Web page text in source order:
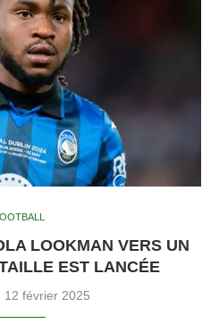
LOOKMAN VERS UN
EST LANCÉE
12 février 2025